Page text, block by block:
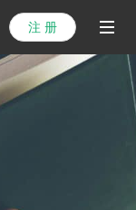
注 册